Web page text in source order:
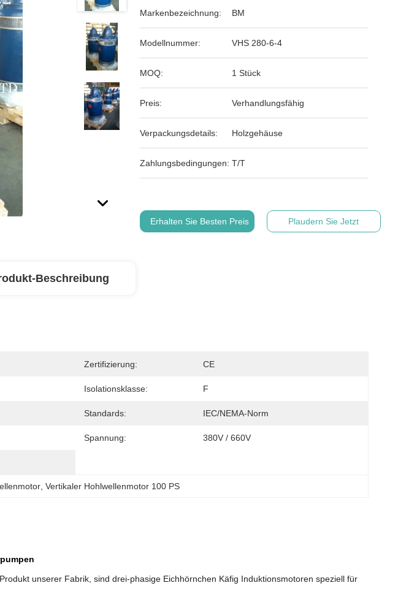
Markenbezeichnung: BM
Modellnummer: VHS 280-6-4
MOQ: 1 Stück
Preis: Verhandlungsfähig
Verpackungsdetails: Holzgehäuse
Zahlungsbedingungen: T/T
Erhalten Sie Besten Preis Plaudern Sie Jetzt
Beschreibung
Zertifizierung: CE
Isolationsklasse: F
Standards: IEC/NEMA-Norm
Spannung: 380V / 660V
, Vertikaler Hohlwellenmotor 100 PS
unserer Fabrik, sind drei-phasige Eichhörnchen Käfig Induktionsmotoren speziell für